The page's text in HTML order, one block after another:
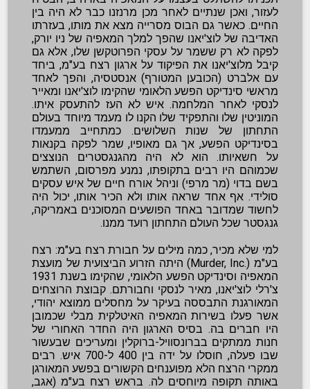
לעזור, ואכן שנתיים לאחר מכן מרנזנו כבר לא היה בין
החיים. כאשר גם הבוס מסרייה מצא את מותו, בעזרתו
האדיבה של לוצ'יאנו שהפך למלך המאפיה של ניו יורק,
לפקה לא רק ששמר על עסקי הפרוטקשן שלו, אלא גם
קיבל מלוצ'יאנו את הפיקוד על ארגון רצח בע"מ, ביחד
עם אלברט (הכובען המטורף) אנסטסיה, והפך לאחד
מראשי סינדיקט הפשע הלאומי שהקימו לוצ'יאנו ומאייר
לנסקי לאחר המלחמה. איש לא העז להתעסק איתו.
המוניטין שלו והתפקיד שלו הקנו לו מעמד מיוחד בעולם
התחתון של שנות השלושים. כמתחייב ממעמדו
בסינדיקט הפשע, אך גם מאופיו, שמר לפקה בקנאות
על חשאיותו. הוא לא היה מהגנגסטרים הנוצצים
שכמוהם היו רבים בתקופתו, נמנע מפרסום, השתמש
בשם בדוי (מר מרפי) וניהל אורח חיים של איש עסקים
סולידי. אף אחד שראה אותו ולא הכיר אותו, יכול היה
לחשוד שמדובר באחד הפושעים המסוכנים באמריקה,
גנגסטר שכל העולם התחתון רועד ממנו.
למי שלא מכיר, כמה מילים על חבורת רצח בע"מ: רצח
בע"מ (.Murder, Inc) היתה הזרוע הביצועית של מועצת
המאפיה וסינדיקט הפשע הלאומי, שהקימו בשנת 1931
צ'רלי לוצ'יאנו, מאיר לנסקי וחבורתם. קבוצת הרוצחים
המאורגנת התבססה בעיקר על מחסלים ממוצא יהודי,
אשר פעלו בשירות המאפיה האיטלקית מבלי שכמובן
היו חברים בה. בסיס הארגון היה החדר האחורי של
חנות ממתקים בברונסוויל-ברוקלין ומעריכים שבעשור
שבו פעלה, חוסלו על ידה בין 400 ל-700 איש. רבים
ממקרי הרצח הלא מפוענחים הקשורים בפשע המאורגן
באותה תקופה מיוחסים לה. בראש רצח בע"מ (אגב,